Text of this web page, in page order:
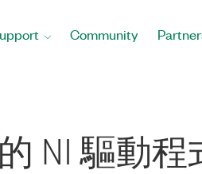
Community
NI 驅動程